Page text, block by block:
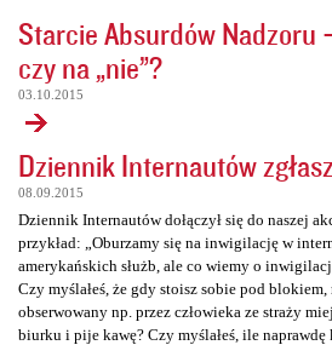
Starcie Absurdów Nadzoru
czy na „nie”?
03.10.2015
Dziennik Internautów
08.09.2015
Dziennik Internautów dołączył się do naszej
przykład: „Oburzamy się na inwigilację w
amerykańskich służb, ale co wiemy o
Czy myślałeś, że gdy stoisz sobie pod
obserwowany np. przez człowieka ze straży
biurku i pije kawę? Czy myślałeś, ile